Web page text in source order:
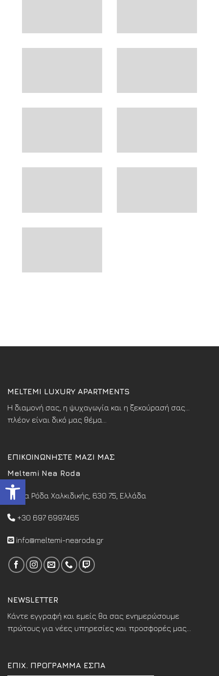
Ανοίξτε τη γραμμή
MELTEMI LUXURY APARTMENTS
Η διαμονή σας, η ψυχαγωγία και η ξεκούρασή σας...
πλέον είναι δικό μας θέμα...
ΕΠΙΚΟΙΝΩΝΗΣΤΕ ΜΑΖΙ ΜΑΣ
Meltemi Nea Roda
Νέα Ρόδα Χαλκιδικής, 630 75, Ελλάδα
+30 697 6997465
info@meltemi-nearoda.gr
NEWSLETTER
Κάντε εγγραφή και εμείς θα σας ενημερώσουμε
πρώτους για νέες υπηρεσίες και προσφορές μας...
ΕΠΙΧ. ΠΡΟΓΡΑΜΜΑ ΕΣΠΑ